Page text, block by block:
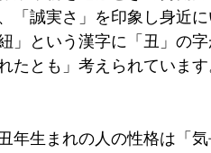
「誠実さ」を印象し身近
という漢字に「丑」の字
たとも」考えられています
年生まれの人の性格は「